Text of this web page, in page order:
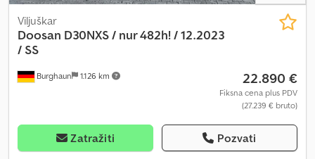
Burghaun 1.126 km
Viljuškar
Doosan D30NXS / nur 482h! / 12.2023
/ SS
22.890 €
Fiksna cena plus PDV
(27.239 € bruto)
Zatražiti Pozvati